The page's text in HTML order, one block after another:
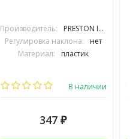
Производитель:
PRESTON INOVATIONS
Регулировка наклона:
нет
Материал:
пластик
В наличии
347 ₽